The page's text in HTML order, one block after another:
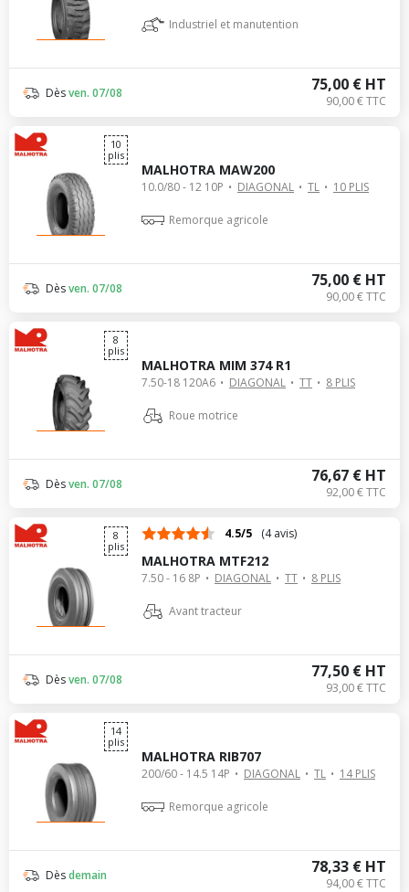
Industriel et manutention
75,00 € HT
90,00 € TTC
Dèsven. 07/08
10
plis
MALHOTRA MAW200
10.0/80 - 12 10P DIAGONAL TL 10 PLIS
Remorque agricole
75,00 € HT
90,00 € TTC
Dèsven. 07/08
8
plis
MALHOTRA MIM 374 R1
7.50-18 120A6 DIAGONAL TT 8 PLIS
Roue motrice
76,67 € HT
92,00 € TTC
Dèsven. 07/08
8
plis
4.5/5 (4 avis)
MALHOTRA MTF212
7.50 - 16 8P DIAGONAL TT 8 PLIS
Avant tracteur
77,50 € HT
93,00 € TTC
Dèsven. 07/08
14
plis
MALHOTRA RIB707
200/60 - 14.5 14P DIAGONAL TL 14 PLIS
Remorque agricole
78,33 € HT
94,00 € TTC
Dèsdemain